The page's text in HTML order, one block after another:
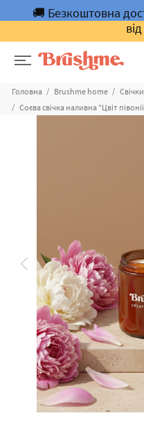
🚚 Безкоштовна
Головна Brushme home
Cвічки
Соєва свічка наливна "Цвіт